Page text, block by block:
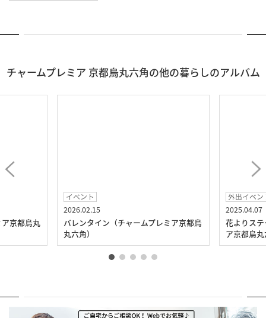
チャームプレミア 京都烏丸六角の他の暮らしのアルバム
京都烏丸
イベント
2026.02.15
バレンタイン（チャームプレミア京都烏
丸六角）
外出イベン
2025.04.07
花よりス
ア京都烏